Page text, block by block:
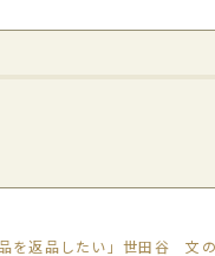
を返品したい」世田谷 文